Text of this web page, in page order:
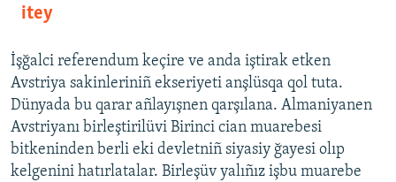
itey
İşğalci referendum keçire ve anda iştirak etken
Avstriya sakinleriniñ ekseriyeti anşlüsqa qol tuta.
Dünyada bu qarar añlayışnen qarşılana. Almaniyanen
Avstriyanı birleştirilüvi Birinci cian muarebesi
bitkeninden berli eki devletniñ siyasiy ğayesi olıp
kelgenini hatırlatalar. Birleşüv yalıñız işbu muarebe